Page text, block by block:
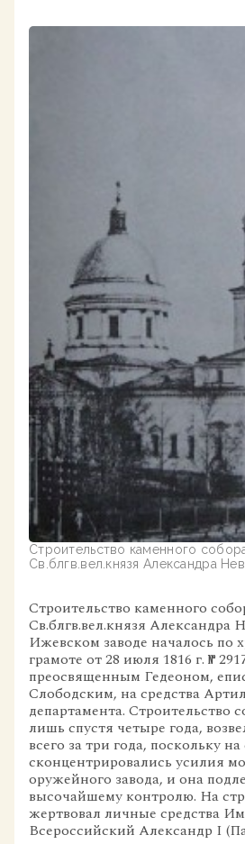
Строительство каменного
Св.блгв.вел.князя Александра
Строительство каменного
Св.блгв.вел.князя Александра
Ижевском заводе началось по
грамоте от 28 июля 1816 г. №
преосвященным Гедеоном,
Слободским, на средства
департамента. Строительство
лишь спустя четыре года,
всего за три года, поскольку
сконцентрировались усилия
оружейного завода, и она
высочайшему контролю. На
жертвовал личные средства
Всероссийский Александр I